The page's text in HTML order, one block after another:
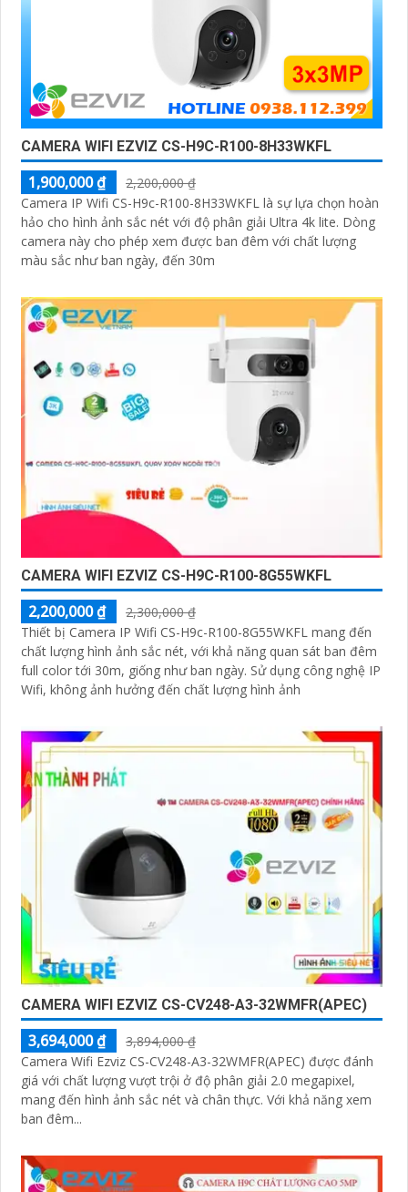
CAMERA WIFI EZVIZ CS-H9C-R100-8H33WKFL
1,900,000 ₫
2,200,000 ₫
Camera IP Wifi CS-H9c-R100-8H33WKFL là sự lựa chọn hoàn
hảo cho hình ảnh sắc nét với độ phân giải Ultra 4k lite. Dòng
camera này cho phép xem được ban đêm với chất lượng
màu sắc như ban ngày, đến 30m
CAMERA WIFI EZVIZ CS-H9C-R100-8G55WKFL
2,200,000 ₫
2,300,000 ₫
Thiết bị Camera IP Wifi CS-H9c-R100-8G55WKFL mang đến
chất lượng hình ảnh sắc nét, với khả năng quan sát ban đêm
full color tới 30m, giống như ban ngày. Sử dụng công nghệ IP
Wifi, không ảnh hưởng đến chất lượng hình ảnh
CAMERA WIFI EZVIZ CS-CV248-A3-32WMFR(APEC)
3,694,000 ₫
3,894,000 ₫
Camera Wifi Ezviz CS-CV248-A3-32WMFR(APEC) được đánh
giá với chất lượng vượt trội ở độ phân giải 2.0 megapixel,
mang đến hình ảnh sắc nét và chân thực. Với khả năng xem
ban đêm...